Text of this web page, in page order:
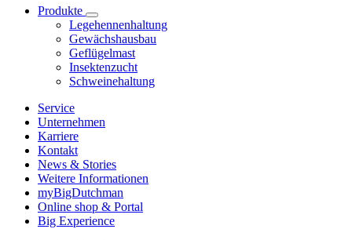
Produkte
Legehennenhaltung
Gewächshausbau
Geflügelmast
Insektenzucht
Schweinehaltung
Service
Unternehmen
Karriere
Kontakt
News & Stories
Weitere Informationen
myBigDutchman
Online shop & Portal
Big Experience